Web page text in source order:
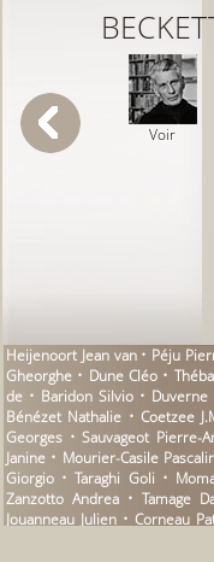
Voir
Heijenoort Jean van • Péju
Gheorghe • Dune Cléo •
de • Baridon Silvio • Duverne
Bénézet Nathalie • Coetzee
Georges • Sauvageot Pierre-
Janine • Mourier-Casile
Giorgio • Taraghi Goli •
Zanzotto Andrea • Tamage
Jouanneau Julien • Corneau